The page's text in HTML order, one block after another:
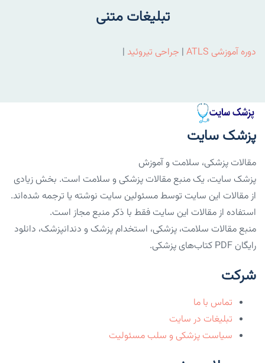
تبلیغات متنی
دوره آموزشی ATLS | جراحی تیروئید |
پزشک سایت
مقالات پزشکی، سلامت و آموزش
پزشک سایت، یک منبع مقالات پزشکی و سلامت است. بخش زیادی
از مقالات این سایت توسط مسئولین سایت نوشته یا ترجمه شده‌اند.
استفاده از مقالات این سایت فقط با ذکر منبع مجاز است.
منبع مقالات سلامت، پزشکی، استخدام پزشک و دندانپزشک، دانلود
رایگان PDF کتاب‌های پزشکی.
شرکت
تماس با ما
تبلیغات در سایت
سیاست پزشکی و سلب مسئولیت